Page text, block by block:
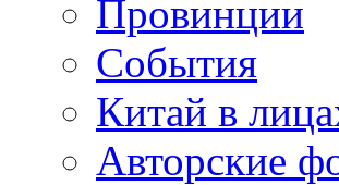
Провинции
События
Китай в
Авторские